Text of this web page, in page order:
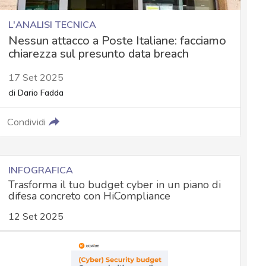
L'ANALISI TECNICA
Nessun attacco a Poste Italiane: facciamo
chiarezza sul presunto data breach
17 Set 2025
di Dario Fadda
Condividi
INFOGRAFICA
Trasforma il tuo budget cyber in un piano di
difesa concreto con HiCompliance
12 Set 2025